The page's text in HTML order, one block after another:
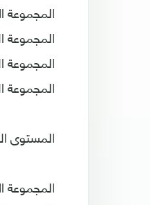
المجموعة
المجموعة
المجموعة
المجموعة
المستوى
المجموعة